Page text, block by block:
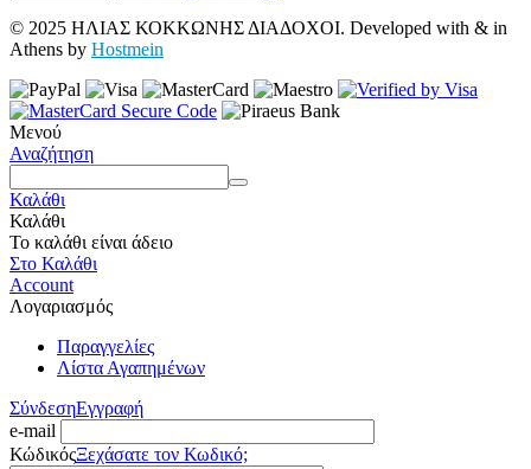
© 2025 ΗΛΙΑΣ ΚΟΚΚΩΝΗΣ ΔΙΑΔΟΧΟΙ. Developed with & in
Athens by Hostmein
Μενού
Αναζήτηση
Καλάθι
Καλάθι
Το καλάθι είναι άδειο
Στο Καλάθι
Account
Λογαριασμός
Παραγγελίες
Λίστα Αγαπημένων
ΣύνδεσηΕγγραφή
e-mail
ΚώδικόςΞεχάσατε τον Κωδικό;